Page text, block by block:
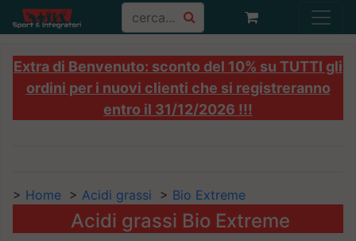
Extra di Benvenuto: sconto del 10% su TUTTI gli
ordini per i nuovi clienti che si registreranno
entro il 31/12/2026 !!!
> Home > Acidi grassi > Bio Extreme
Acidi grassi Bio Extreme